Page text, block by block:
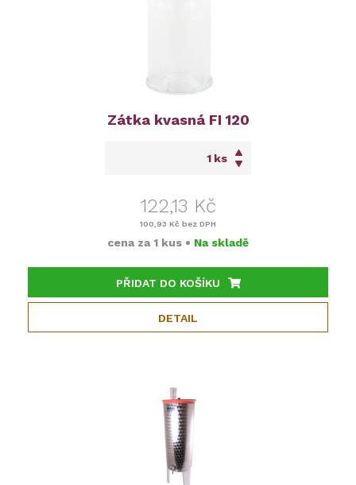
Zátka kvasná FI 120
ks
122,13 Kč
100,93 Kč bez DPH
cena za 1 kus • Na skladě
PŘIDAT DO KOŠÍKU
DETAIL